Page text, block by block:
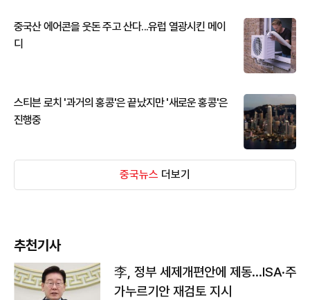
중국산 에어콘을 웃돈 주고 산다...유럽 열광시킨 메이
디
스티븐 로치 '과거의 홍콩'은 끝났지만 '새로운 홍콩'은
진행중
중국뉴스 더보기
추천기사
李, 정부 세제개편안에 제동…ISA·주
가누르기안 재검토 지시